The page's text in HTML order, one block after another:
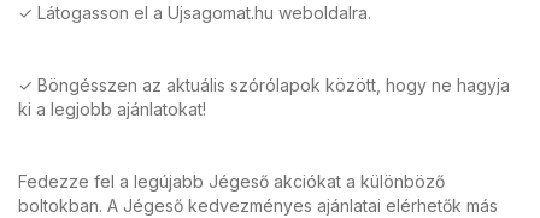
✓ Látogasson el a Ujsagomat.hu weboldalra.
✓ Böngésszen az aktuális szórólapok között, hogy ne hagyja
ki a legjobb ajánlatokat!
Fedezze fel a legújabb Jégeső akciókat a különböző
boltokban. A Jégeső kedvezményes ajánlatai elérhetők más